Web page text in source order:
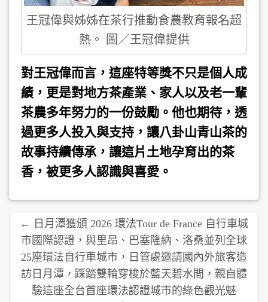
王冠偉與姊姊在茶行推動食農教育報名超
熱。 圖／王冠偉提供
對王冠偉而言，這座特等獎不只是個人成
績，更是對地方茶產業、家人以及老一輩
茶農多年努力的一份鼓勵。他也期待，透
過更多人投入與支持，讓八卦山青山茶的
故事持續傳承，讓這片土地孕育出的茶
香，被更多人認識與喜愛。
← 日月潭獲頒 2026 環法Tour de France 自行車城
市國際認證，與里昂、巴塞隆納、洛桑並列全球
25座環法自行車城市，日管處邀請國內外旅客造
訪日月潭，踩踏雙輪穿梭於藍天碧水間，親自體
驗這座全台首座環法認證城市的綠色觀光魅